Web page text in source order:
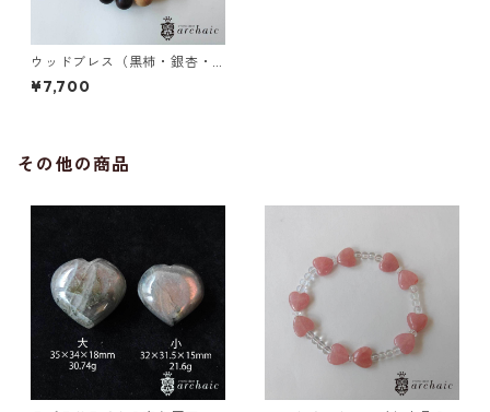
ウッドブレス（黒柿・銀杏・
黒檀）
¥7,700
その他の商品